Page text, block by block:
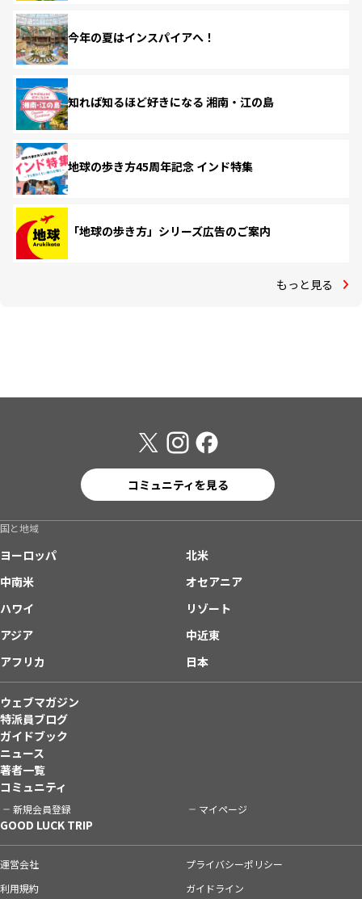
今年の夏はインスパイアへ！
知れば知るほど好きになる 湘南・江の島
地球の歩き方45周年記念 インド特集
「地球の歩き方」シリーズ広告のご案内
もっと見る
コミュニティを見る
国と地域
ヨーロッパ
北米
中南米
オセアニア
ハワイ
リゾート
アジア
中近東
アフリカ
日本
ウェブマガジン
特派員ブログ
ガイドブック
ニュース
著者一覧
コミュニティ
新規会員登録 マイページ
GOOD LUCK TRIP
運営会社
プライバシーポリシー
利用規約
ガイドライン